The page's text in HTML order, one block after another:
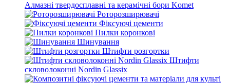
Алмазні твердосплавні та керамічні бори Komet
Роторозширювачі
Фіксуючі цементи
Пилки коронкові
Шинування
Штифти розгортки
Штифти
скловолоконні Nordin Glassix